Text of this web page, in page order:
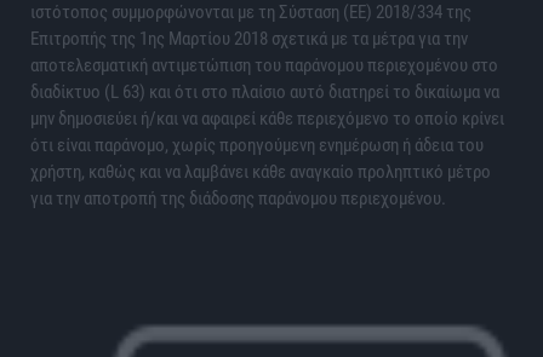
ιστότοπος συμμορφώνονται με τη Σύσταση (ΕΕ) 2018/334 της
Επιτροπής της 1ης Μαρτίου 2018 σχετικά με τα μέτρα για την
αποτελεσματική αντιμετώπιση του παράνομου περιεχομένου στο
διαδίκτυο (L 63) και ότι στο πλαίσιο αυτό διατηρεί το δικαίωμα να
μην δημοσιεύει ή/και να αφαιρεί κάθε περιεχόμενο το οποίο κρίνει
ότι είναι παράνομο, χωρίς προηγούμενη ενημέρωση ή άδεια του
χρήστη, καθώς και να λαμβάνει κάθε αναγκαίο προληπτικό μέτρο
για την αποτροπή της διάδοσης παράνομου περιεχομένου.